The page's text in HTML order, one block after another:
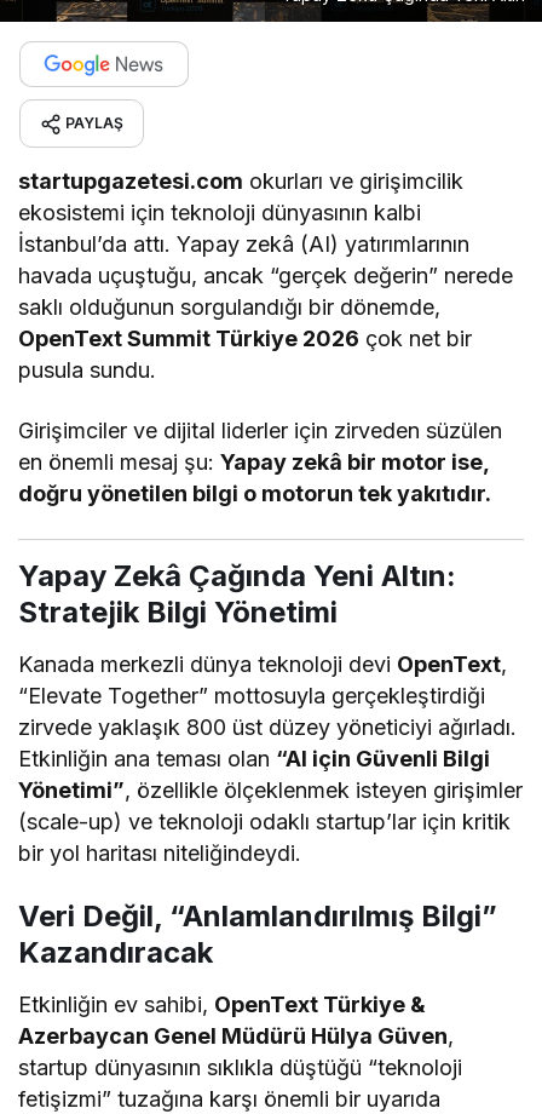
PAYLAŞ
startupgazetesi.com okurları ve girişimcilik
ekosistemi için teknoloji dünyasının kalbi
İstanbul’da attı. Yapay zekâ (AI) yatırımlarının
havada uçuştuğu, ancak “gerçek değerin” nerede
saklı olduğunun sorgulandığı bir dönemde,
OpenText Summit Türkiye 2026 çok net bir
pusula sundu.
Girişimciler ve dijital liderler için zirveden süzülen
en önemli mesaj şu:Yapay zekâ bir motor ise,
doğru yönetilen bilgi o motorun tek yakıtıdır.
Yapay Zekâ Çağında Yeni Altın:
Stratejik Bilgi Yönetimi
Kanada merkezli dünya teknoloji devi OpenText,
“Elevate Together” mottosuyla gerçekleştirdiği
zirvede yaklaşık 800 üst düzey yöneticiyi ağırladı.
Etkinliğin ana teması olan “AI için Güvenli Bilgi
Yönetimi”, özellikle ölçeklenmek isteyen girişimler
(scale-up) ve teknoloji odaklı startup’lar için kritik
bir yol haritası niteliğindeydi.
Veri Değil, “Anlamlandırılmış Bilgi”
Kazandıracak
Etkinliğin ev sahibi, OpenText Türkiye &
Azerbaycan Genel Müdürü Hülya Güven,
startup dünyasının sıklıkla düştüğü “teknoloji
fetişizmi” tuzağına karşı önemli bir uyarıda